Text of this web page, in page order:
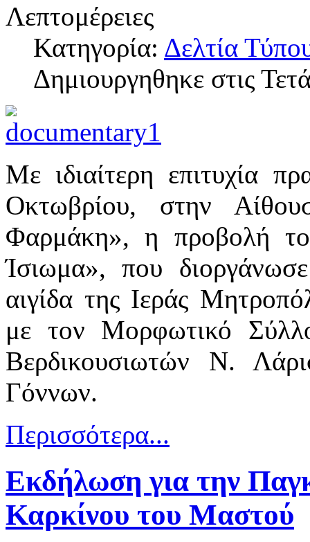
Λεπτομέρειες
Κατηγορία: Δελτία
Δημιουργηθηκε στις
Με ιδιαίτερη επιτυχία
Οκτωβρίου, στην
Φαρμάκη», η προβολή
Ίσιωμα», που
αιγίδα της Ιεράς
με τον Μορφωτικό
Βερδικουσιωτών Ν.
Γόννων.
Περισσότερα...
Εκδήλωση για την
Καρκίνου του Μαστού